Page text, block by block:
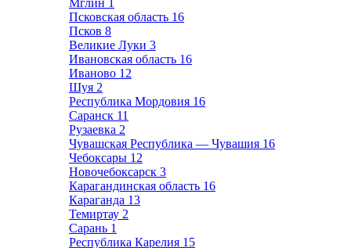
Мглин 1
Псковская область 16
Псков 8
Великие Луки 3
Ивановская область 16
Иваново 12
Шуя 2
Республика Мордовия 16
Саранск 11
Рузаевка 2
Чувашская Республика — Чувашия 16
Чебоксары 12
Новочебоксарск 3
Карагандинская область 16
Караганда 13
Темиртау 2
Сарань 1
Республика Карелия 15